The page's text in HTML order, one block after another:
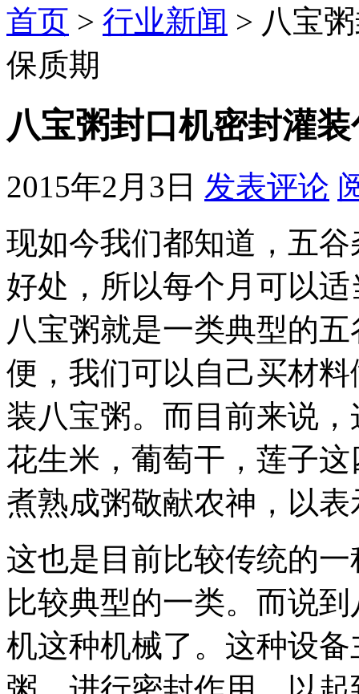
首页 > 行业新闻 > 八宝
保质期
八宝粥封口机密封灌
2015年2月3日 发表评论
现如今我们都知道，五
好处，所以每个月可以
八宝粥就是一类典型的
便，我们可以自己买材
装八宝粥。而目前来说
花生米，葡萄干，莲子
煮熟成粥敬献农神，以
这也是目前比较传统的
比较典型的一类。而说
机这种机械了。这种设